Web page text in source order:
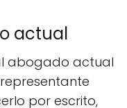
actual
abogado actual
por escrito,